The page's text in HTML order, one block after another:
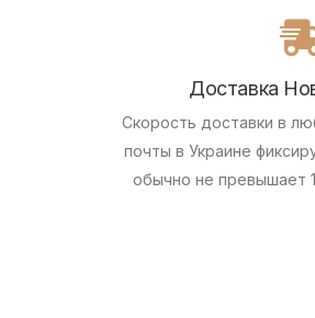
Доставка
Скорость доставки в
почты в Украине
обычно не превышает